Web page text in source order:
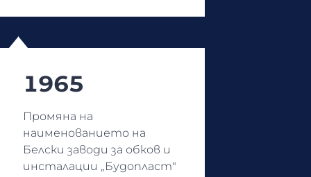
1965
Промяна на
наименованието на
Белски заводи за обков и
инсталации „Будопласт"